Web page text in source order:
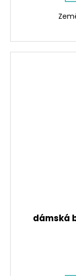
dámská